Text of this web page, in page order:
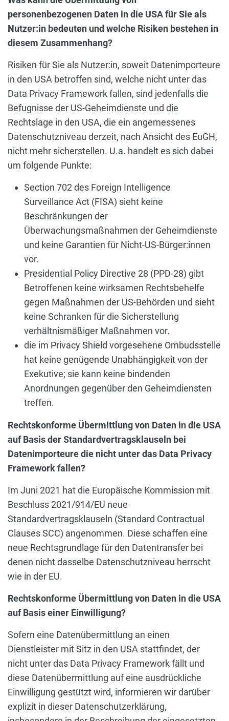
personenbezogenen Daten in die USA für Sie als
Nutzer:in bedeuten und welche Risiken bestehen in
diesem Zusammenhang?
Risiken für Sie als Nutzer:in, soweit Datenimporteure
in den USA betroffen sind, welche nicht unter das
Data Privacy Framework fallen, sind jedenfalls die
Befugnisse der US-Geheimdienste und die
Rechtslage in den USA, die ein angemessenes
Datenschutzniveau derzeit, nach Ansicht des EuGH,
nicht mehr sicherstellen. U.a. handelt es sich dabei
um folgende Punkte:
Section 702 des Foreign Intelligence
Surveillance Act (FISA) sieht keine
Beschränkungen der
Überwachungsmaßnahmen der Geheimdienste
und keine Garantien für Nicht-US-Bürger:innen
vor.
Presidential Policy Directive 28 (PPD-28) gibt
Betroffenen keine wirksamen Rechtsbehelfe
gegen Maßnahmen der US-Behörden und sieht
keine Schranken für die Sicherstellung
verhältnismäßiger Maßnahmen vor.
die im Privacy Shield vorgesehene Ombudsstelle
hat keine genügende Unabhängigkeit von der
Exekutive; sie kann keine bindenden
Anordnungen gegenüber den Geheimdiensten
treffen.
Rechtskonforme Übermittlung von Daten in die USA
auf Basis der Standardvertragsklauseln bei
Datenimporteure die nicht unter das Data Privacy
Framework fallen?
Im Juni 2021 hat die Europäische Kommission mit
Beschluss 2021/914/EU neue
Standardvertragsklauseln (Standard Contractual
Clauses SCC) angenommen. Diese schaffen eine
neue Rechtsgrundlage für den Datentransfer bei
denen nicht dasselbe Datenschutzniveau herrscht
wie in der EU.
Rechtskonforme Übermittlung von Daten in die USA
auf Basis einer Einwilligung?
Sofern eine Datenübermittlung an einen
Dienstleister mit Sitz in den USA stattfindet, der
nicht unter das Data Privacy Framework fällt und
diese Datenübermittlung auf eine ausdrückliche
Einwilligung gestützt wird, informieren wir darüber
explizit in dieser Datenschutzerklärung,